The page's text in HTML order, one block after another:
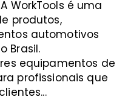
WorkTools é uma
produtos,
automotivos
Brasil.
equipamentos de
profissionais que